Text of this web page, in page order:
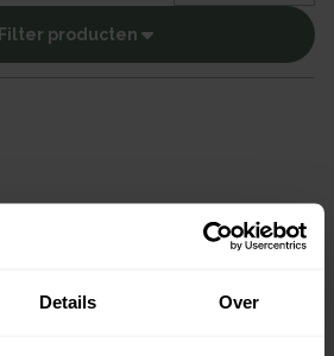
Details Over
Filter producten